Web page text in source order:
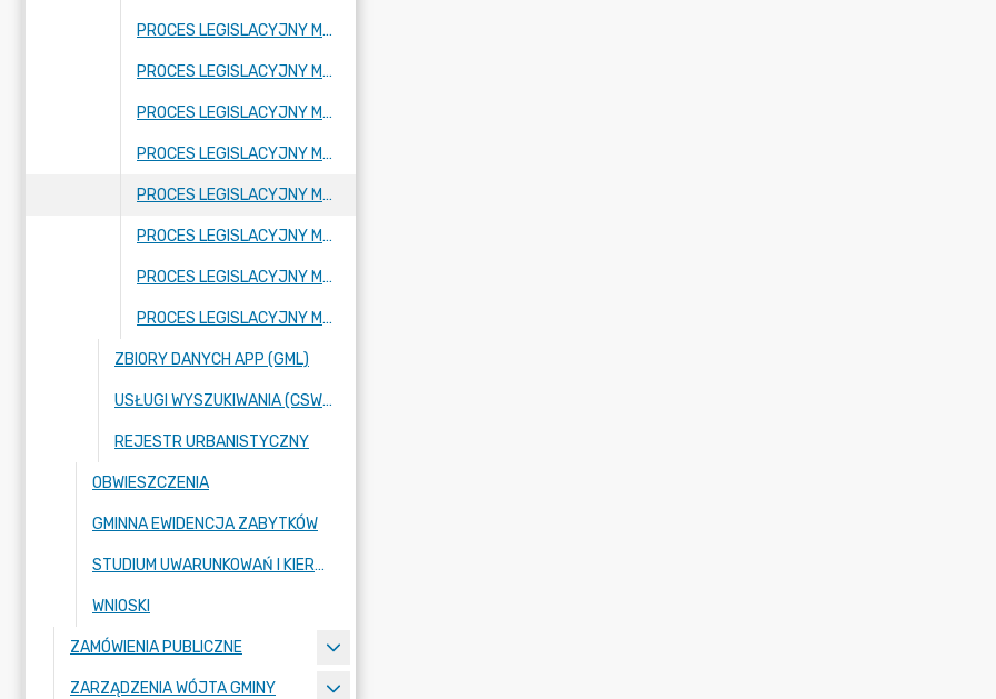
PROCES LEGISLACYJNY MPZP OBEJMUJĄCY FRAGMENT MIEJSCOWOŚCI RADZIEJOWICE
PROCES LEGISLACYJNY MPZP OBEJMUJĄCY FRAGMENT MIEJSCOWOŚCI KRZYŻÓWKA
PROCES LEGISLACYJNY MPZP OBEJMUJĄCY FRAGMENT MIEJSCOWOŚCI BENENARD
PROCES LEGISLACYJNY MPZP OBEJMUJĄCY FRAGMENT MIEJSCOWOŚCI KORYTÓW A
PROCES LEGISLACYJNY MPZP OBEJMUJĄCY FRAGMENT MIEJSCOWOŚCI FRAGMENT MIEJSCOWOŚCI KURANÓW
PROCES LEGISLACYJNY MPZP OBEJMUJĄCY FRAGMENT MIEJSCOWOŚCI NOWE BUDY ORAZ FRAGMENT MIEJSCOWOŚCI BUDY JÓZEFOWSKIE
PROCES LEGISLACYJNY MPZP OBEJMUJĄCY FRAGMENTY MIEJSCOWOŚCI: KUKLÓWKA ZARZECZNA ORAZ BUDY JÓZEFOWSKIE
PROCES LEGISLACYJNY MPZP OBEJMUJĄCY FRAGMENT MIEJSCOWOŚCI NOWE BUDY
ZBIORY DANYCH APP (GML)
USŁUGI WYSZUKIWANIA (CSW), PRZEGLĄDANIA (WMS) ORAZ POBIERANIA (WFS),
REJESTR URBANISTYCZNY
OBWIESZCZENIA
GMINNA EWIDENCJA ZABYTKÓW
STUDIUM UWARUNKOWAŃ I KIERUNKÓW ZAGOSPODAROWANIA PRZESTRZENNEGO
WNIOSKI
ZAMÓWIENIA PUBLICZNE
ZARZĄDZENIA WÓJTA GMINY